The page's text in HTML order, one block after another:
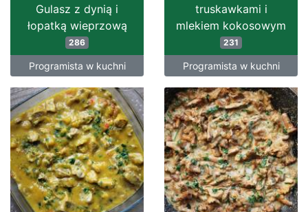
truskawkami i
mlekiem kokosowym
231
Programista w kuchni
Gulasz z dynią i
łopatką wieprzową
286
Programista w kuchni